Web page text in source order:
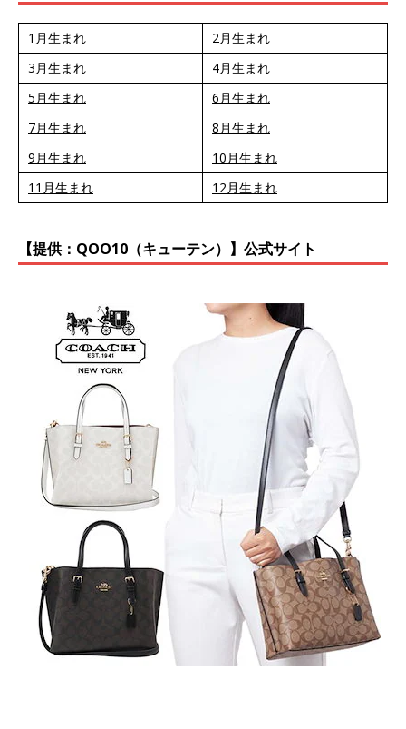
1月生まれ
2月生まれ
3月生まれ
4月生まれ
5月生まれ
6月生まれ
7月生まれ
8月生まれ
9月生まれ
10月生まれ
11月生まれ
12月生まれ
【提供：QOO10（キューテン）】公式サイト